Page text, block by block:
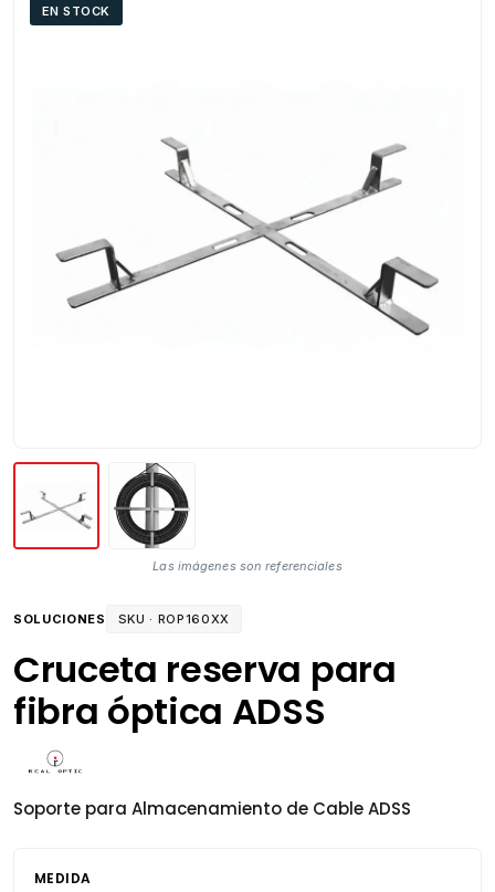
EN STOCK
Las imágenes son referenciales
SOLUCIONES SKU · ROP160XX
Cruceta reserva para
fibra óptica ADSS
Soporte para Almacenamiento de Cable ADSS
MEDIDA